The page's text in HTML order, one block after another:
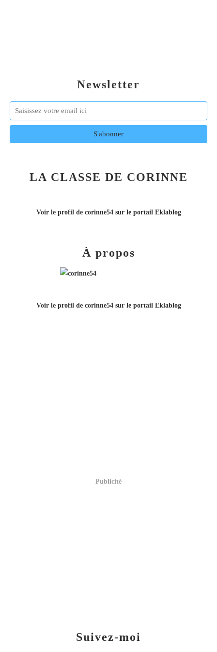
Newsletter
LA CLASSE DE CORINNE
Voir le profil de corinne54sur le portail Eklablog
Suivez-moi
À propos
Voir le profil de corinne54sur le portail Eklablog
Publicité